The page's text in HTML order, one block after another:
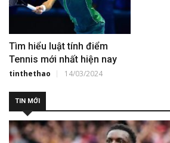
Tìm hiểu luật tính điểm
Tennis mới nhất hiện nay
tinthethao 14/03/2024
TIN MỚI